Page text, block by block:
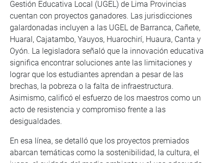
Gestión Educativa Local (UGEL) de Lima Provincias
cuentan con proyectos ganadores. Las jurisdicciones
galardonadas incluyen a las UGEL de Barranca, Cañete,
Huaral, Cajatambo, Yauyos, Huarochirí, Huaura, Canta y
Oyón. La legisladora señaló que la innovación educativa
significa encontrar soluciones ante las limitaciones y
lograr que los estudiantes aprendan a pesar de las
brechas, la pobreza o la falta de infraestructura.
Asimismo, calificó el esfuerzo de los maestros como un
acto de resistencia y compromiso frente a las
desigualdades.
En esa línea, se detalló que los proyectos premiados
abarcan temáticas como la sostenibilidad, la cultura, el